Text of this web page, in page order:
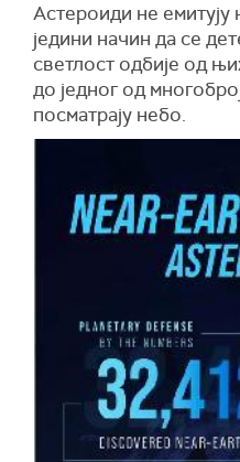
Астероиди не емитују
једини начин да се
светлост одбије од
до једног од
посматрају небо.